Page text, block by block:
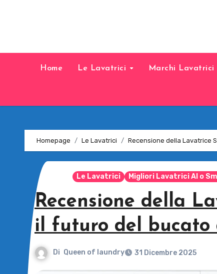
Home Le Lavatrici Marchi Lavatrici
Homepage Le Lavatrici Recensione della Lavatrice
Le Lavatrici Migliori Lavatrici AI o
Recensione della
il futuro del bucato
Di Queen of laundry 31 Dicembre 2025